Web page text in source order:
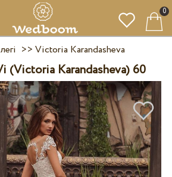
0
>> Victoria Karandasheva
(Victoria Karandasheva) 60